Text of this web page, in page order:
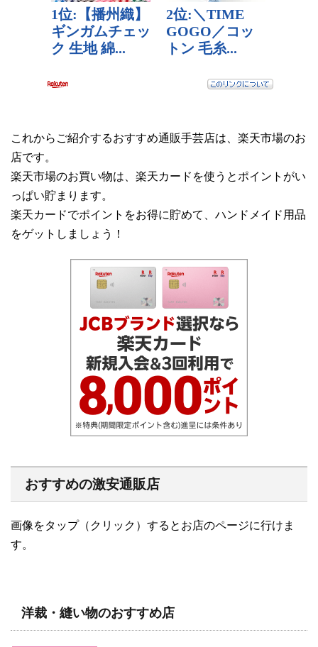
これからご紹介するおすすめ通販手芸店は、楽天市場のお
店です。
楽天市場のお買い物は、楽天カードを使うとポイントがい
っぱい貯まります。
楽天カードでポイントをお得に貯めて、ハンドメイド用品
をゲットしましょう！
おすすめの激安通販店
画像をタップ（クリック）するとお店のページに行けま
す。
洋裁・縫い物のおすすめ店